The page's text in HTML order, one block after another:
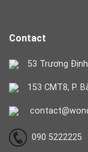
Contact
53 Trương
153 CMT8, P.
090